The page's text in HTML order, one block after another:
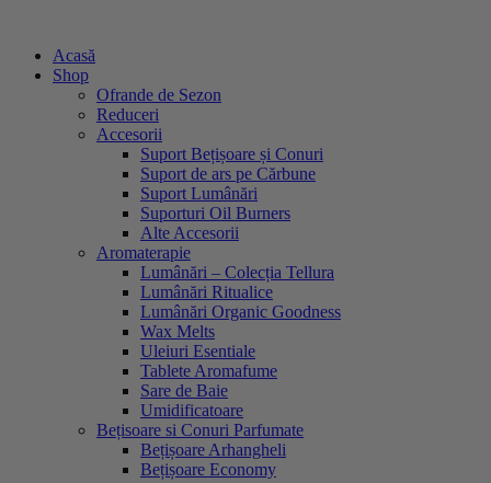
conținutAcasă
Shop
Ofrande de Sezon
Reduceri
Accesorii
Suport Bețișoare și Conuri
Suport de ars pe Cărbune
Suport Lumânări
Suporturi Oil Burners
Alte Accesorii
Aromaterapie
Lumânări – Colecția Tellura
Lumânări Ritualice
Lumânări Organic Goodness
Wax Melts
Uleiuri Esentiale
Tablete Aromafume
Sare de Baie
Umidificatoare
Bețisoare si Conuri Parfumate
Bețișoare Arhangheli
Bețișoare Economy